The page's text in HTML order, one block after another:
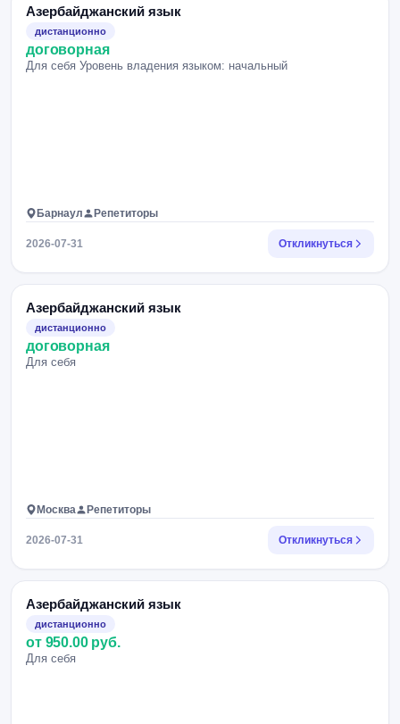
Азербайджанский язык
дистанционно
договорная
Для себя Уровень владения языком: начальный
Барнаул Репетиторы
2026-07-31 Откликнуться
Азербайджанский язык
дистанционно
договорная
Для себя
Москва Репетиторы
2026-07-31 Откликнуться
Азербайджанский язык
дистанционно
от 950.00 руб.
Для себя